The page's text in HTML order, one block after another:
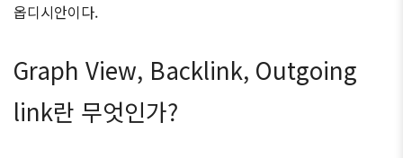
옵디시안이다.
Graph View, Backlink, Outgoing
link란 무엇인가?